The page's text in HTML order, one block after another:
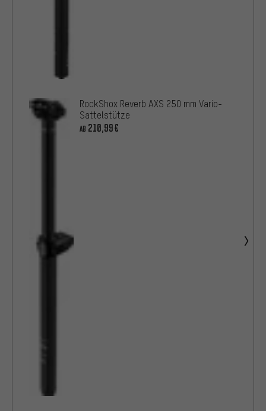
RockShox Reverb AXS 250 mm Vario-
Sattelstütze
AB 210,99€